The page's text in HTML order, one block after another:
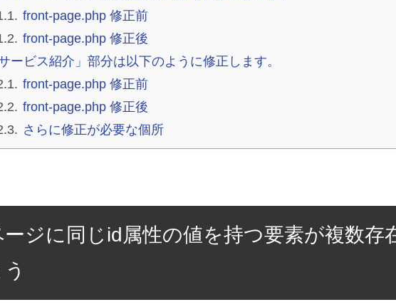
front-page.php 修正前
front-page.php 修正後
サービス紹介」部分は以下のように修正します。
front-page.php 修正前
front-page.php 修正後
さらに修正が必要な個所
ージに同じid属性の値を持つ要素が複数存